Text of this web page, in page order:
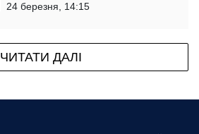
24 березня, 14:15
ЧИТАТИ ДАЛІ